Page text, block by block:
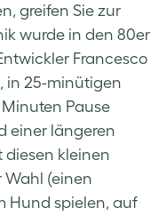
greifen Sie zur
wurde in den 80er
Francesco
in 25-minütigen
Pause
einer längeren
diesen kleinen
Wahl (einen
Hund spielen, auf